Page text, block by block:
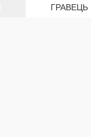
ГРАВЕЦЬ